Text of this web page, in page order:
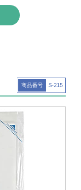
商品番号 S-215